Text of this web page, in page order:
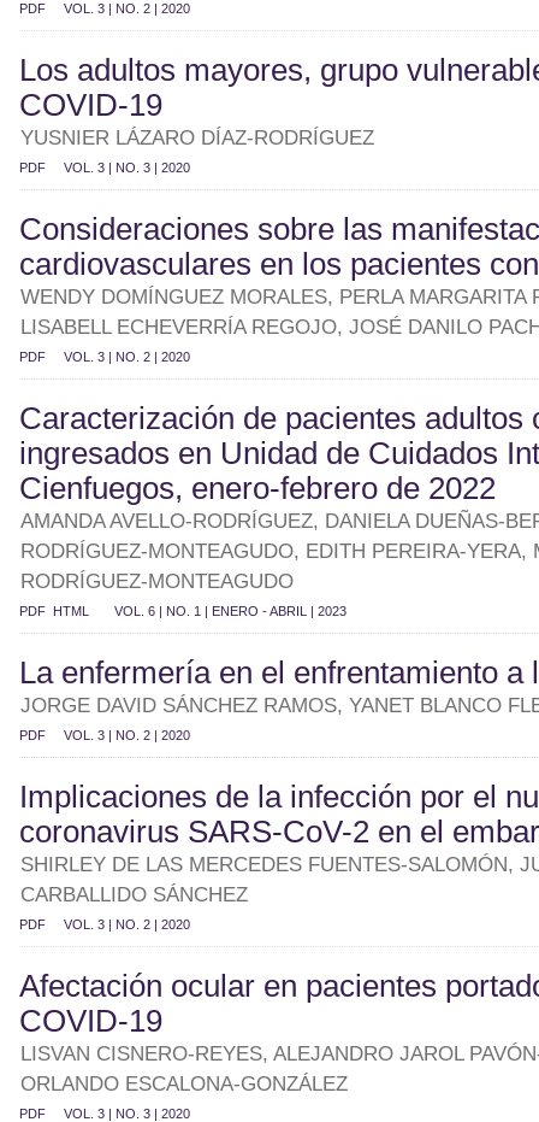
PDF VOL. 3 | NO. 2 | 2020
Los adultos mayores, grupo
COVID-19
YUSNIER LÁZARO DÍAZ-RODRÍGUEZ
PDF VOL. 3 | NO. 3 | 2020
Consideraciones sobre las
cardiovasculares en los pacientes
WENDY DOMÍNGUEZ MORALES, PERLA MARGARITA
LISABELL ECHEVERRÍA REGOJO, JOSÉ DANILO
PDF VOL. 3 | NO. 2 | 2020
Caracterización de pacientes adultos
ingresados en Unidad de Cuidados
Cienfuegos, enero-febrero de 2022
AMANDA AVELLO-RODRÍGUEZ, DANIELA DUEÑAS-
RODRÍGUEZ-MONTEAGUDO, EDITH PEREIRA-YERA,
RODRÍGUEZ-MONTEAGUDO
PDF HTML VOL. 6 | NO. 1 | ENERO - ABRIL | 2023
La enfermería en el enfrentamiento a
JORGE DAVID SÁNCHEZ RAMOS, YANET BLANCO
PDF VOL. 3 | NO. 2 | 2020
Implicaciones de la infección por el
coronavirus SARS-CoV-2 en el
SHIRLEY DE LAS MERCEDES FUENTES-SALOMÓN,
CARBALLIDO SÁNCHEZ
PDF VOL. 3 | NO. 2 | 2020
Afectación ocular en pacientes
COVID-19
LISVAN CISNERO-REYES, ALEJANDRO JAROL
ORLANDO ESCALONA-GONZÁLEZ
PDF VOL. 3 | NO. 3 | 2020